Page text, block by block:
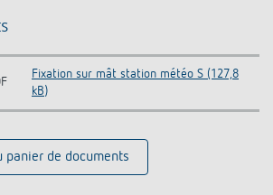
Fixation sur mât station météo S (127,8
kB)
panier de documents